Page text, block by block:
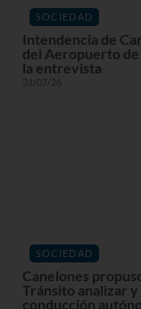
SOCIEDAD
Intendencia de
del Aeropuerto de
la entrevista
31/07/26
SOCIEDAD
Canelones
Tránsito analizar
conducción